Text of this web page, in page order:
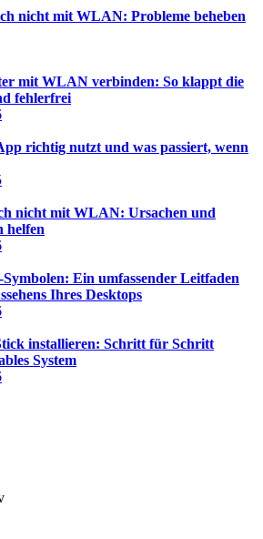
nicht mit WLAN: Probleme beheben
mit WLAN verbinden: So klappt die
fehlerfrei
richtig nutzt und was passiert, wenn
nicht mit WLAN: Ursachen und
helfen
Ein umfassender Leitfaden
Ihres Desktops
installieren: Schritt für Schritt
System